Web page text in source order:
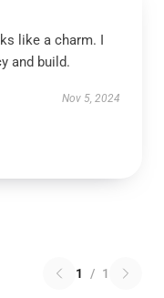
like a charm. I
and build.
Nov 5, 2024
1 / 1